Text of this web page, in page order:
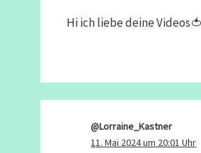
Hi ich liebe deine
@Lorraine_Kastner
11. Mai 2024 um 20:01 Uhr